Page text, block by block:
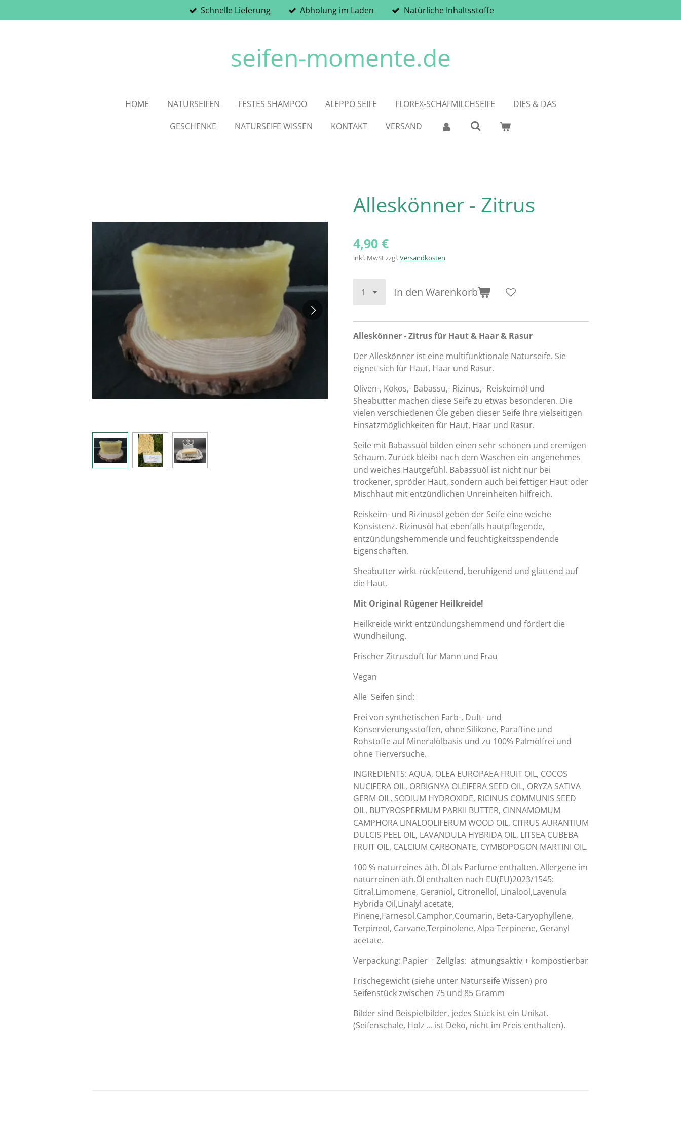
Hauptinhalt
Schnelle Lieferung Abholung im Laden Natürliche Inhaltsstoffe
seifen-momente.de
HOME NATURSEIFEN FESTES SHAMPOO ALEPPO SEIFE FLOREX-SCHAFMILCHSEIFE
DIES & DAS
GESCHENKE
NATURSEIFE WISSEN KONTAKT VERSAND
Alleskönner - Zitrus
4,90 €
inkl. MwSt zzgl.Versandkosten
In den Warenkorb
Alleskönner - Zitrus für Haut & Haar & Rasur
Der Alleskönner ist eine multifunktionale Naturseife. Sie
eignet sich für Haut, Haar und Rasur.
Oliven-, Kokos,- Babassu,- Rizinus,- Reiskeimöl und
Sheabutter machen diese Seife zu etwas besonderen. Die
vielen verschiedenen Öle geben dieser Seife Ihre vielseitigen
Einsatzmöglichkeiten für Haut, Haar und Rasur.
Seife mit Babassuöl bilden einen sehr schönen und cremigen
Schaum. Zurück bleibt nach dem Waschen ein angenehmes
und weiches Hautgefühl. Babassuöl ist nicht nur bei
trockener, spröder Haut, sondern auch bei fettiger Haut oder
Mischhaut mit entzündlichen Unreinheiten hilfreich.
Reiskeim- und Rizinusöl geben der Seife eine weiche
Konsistenz. Rizinusöl hat ebenfalls hautpflegende,
entzündungshemmende und feuchtigkeitsspendende
Eigenschaften.
Sheabutter wirkt rückfettend, beruhigend und glättend auf
die Haut.
Mit Original Rügener Heilkreide!
Heilkreide wirkt entzündungshemmend und fördert die
Wundheilung.
Frischer Zitrusduft für Mann und Frau
Vegan
Alle Seifen sind:
Frei von synthetischen Farb-, Duft- und
Konservierungsstoffen, ohne Silikone, Paraffine und
Rohstoffe auf Mineralölbasis und zu 100% Palmölfrei und
ohne Tierversuche.
INGREDIENTS: AQUA, OLEA EUROPAEA FRUIT OIL, COCOS
NUCIFERA OIL, ORBIGNYA OLEIFERA SEED OIL, ORYZA SATIVA
GERM OIL, SODIUM HYDROXIDE, RICINUS COMMUNIS SEED
OIL, BUTYROSPERMUM PARKII BUTTER, CINNAMOMUM
CAMPHORA LINALOOLIFERUM WOOD OIL, CITRUS AURANTIUM
DULCIS PEEL OIL, LAVANDULA HYBRIDA OIL, LITSEA CUBEBA
FRUIT OIL, CALCIUM CARBONATE, CYMBOPOGON MARTINI OIL.
100 % naturreines äth. Öl als Parfume enthalten. Allergene im
naturreinen äth.Öl enthalten nach EU(EU)2023/1545:
Citral,Limomene, Geraniol, Citronellol, Linalool,Lavenula
Hybrida Oil,Linalyl acetate,
Pinene,Farnesol,Camphor,Coumarin, Beta-Caryophyllene,
Terpineol, Carvane,Terpinolene, Alpa-Terpinene, Geranyl
acetate.
Verpackung: Papier + Zellglas: atmungsaktiv + kompostierbar
Frischegewicht (siehe unter Naturseife Wissen) pro
Seifenstück zwischen 75 und 85 Gramm
Bilder sind Beispielbilder, jedes Stück ist ein Unikat.
(Seifenschale, Holz ... ist Deko, nicht im Preis enthalten).